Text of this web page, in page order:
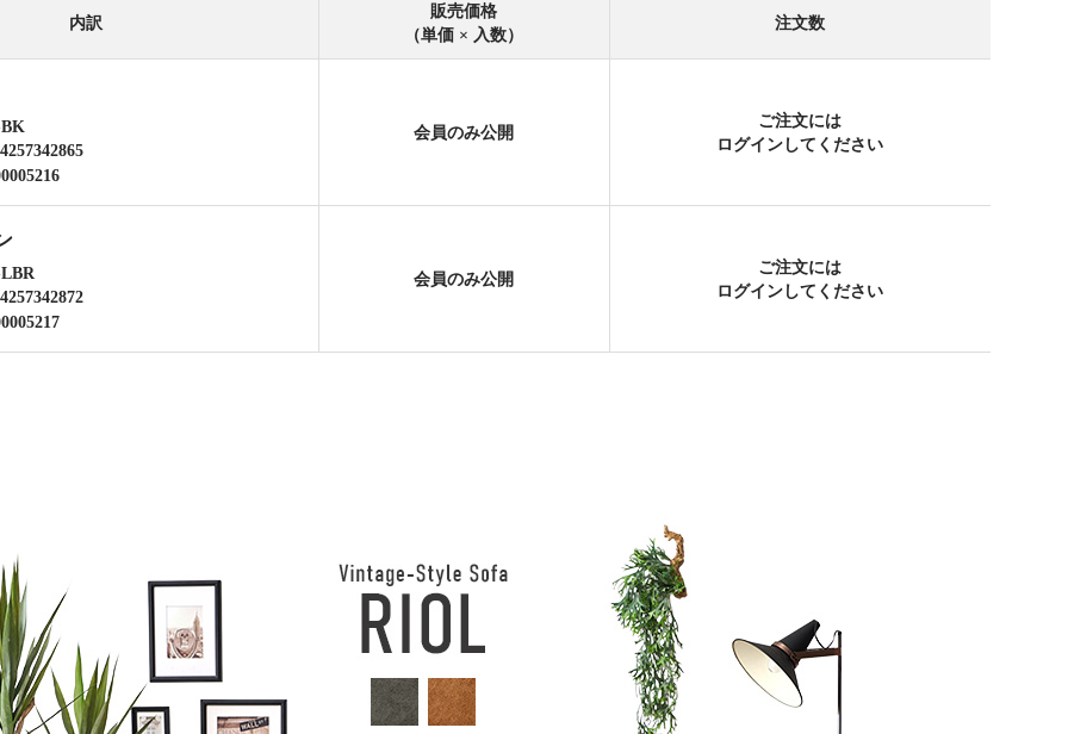
内訳
販売価格
（単価 × 入数）
注文数
会員のみ公開
ご注文には
ログインしてください
会員のみ公開
ご注文には
ログインしてください